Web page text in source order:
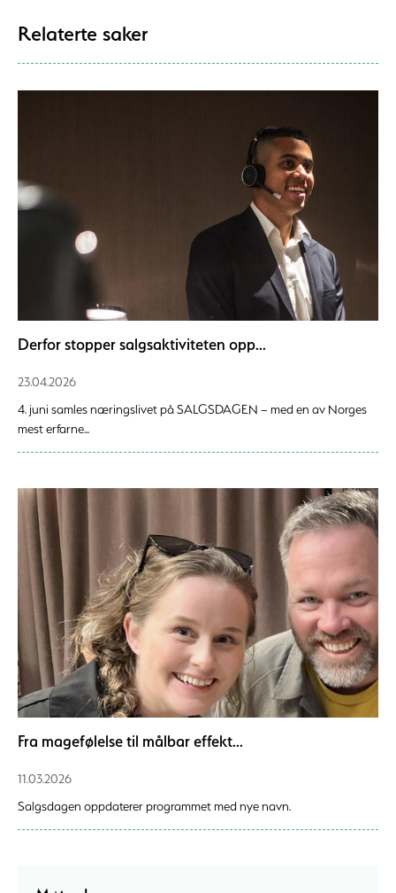
Relaterte saker
Derfor stopper salgsaktiviteten opp...
23.04.2026
4. juni samles næringslivet på SALGSDAGEN – med en av Norges
mest erfarne...
Fra magefølelse til målbar effekt...
11.03.2026
Salgsdagen oppdaterer programmet med nye navn.